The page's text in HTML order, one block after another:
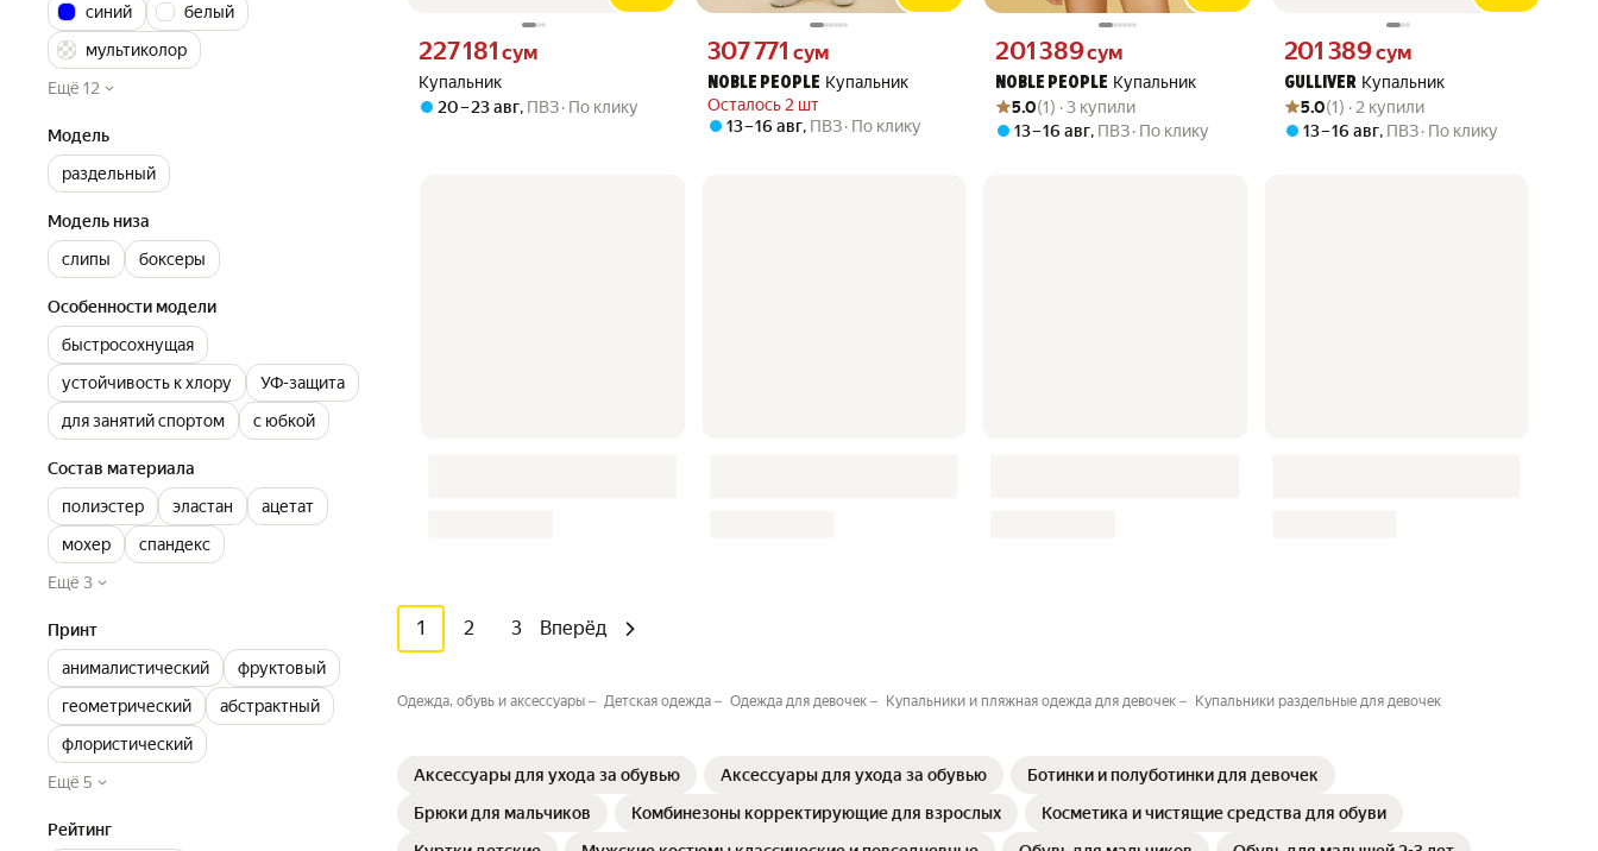
синий
белый
мультиколор
Ещё 12
Модель
раздельный
Модель низа
слипы
боксеры
Особенности модели
быстросохнущая
устойчивость к хлору
УФ-защита
для занятий спортом
с юбкой
Состав материала
полиэстер
эластан
ацетат
мохер
спандекс
Ещё 3
Принт
анималистический
фруктовый
геометрический
абстрактный
флористический
Ещё 5
Рейтинг
Купальник
Цена 227181 сум вместо
227 181 сум
20 – 23 авг, ПВЗ По клику
NOBLE PEOPLE Купальник
Осталось 2 шт
Цена 307771 сум вместо
307 771 сум
13 – 16 авг, ПВЗ По клику
NOBLE PEOPLE Купальник
Цена 201389 сум вместо
201 389сум
Рейтинг товара: 5.0 из 5
Оценок: (1) · 3 купили
5.0(1) · 3 купили
13 – 16 авг, ПВЗ По клику
GULLIVER Купальник
Цена 201389 сум вместо
201 389сум
Рейтинг товара: 5.0 из 5
Оценок: (1) · 2 купили
5.0(1) · 2 купили
13 – 16 авг, ПВЗ По клику
1 2 3 Вперёд
Одежда, обувь и аксессуары Детская одежда Одежда для девочек Купальники и пляжная одежда для девочек Купальники раздельные для девочек
Аксессуары для ухода за обувью Аксессуары для ухода за обувью
Ботинки и полуботинки для девочек
Брюки для мальчиков
Комбинезоны корректирующие для взрослых
Косметика и чистящие средства для обуви